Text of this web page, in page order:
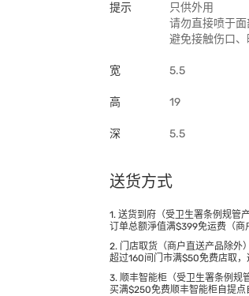
提示
只供外用
请勿直接喷于面
避免接触伤口、
宽 5.5
高 19
深 5.5
送货方式
1. 送货到府（受卫生署条例规管产
订单总额淨值满$399免运费（商
2. 门店取货（商户直送产品除外）
超过160间门市满$50免费店取，
3. 顺丰智能柜（受卫生署条例规
买满$250免费顺丰智能柜自提点